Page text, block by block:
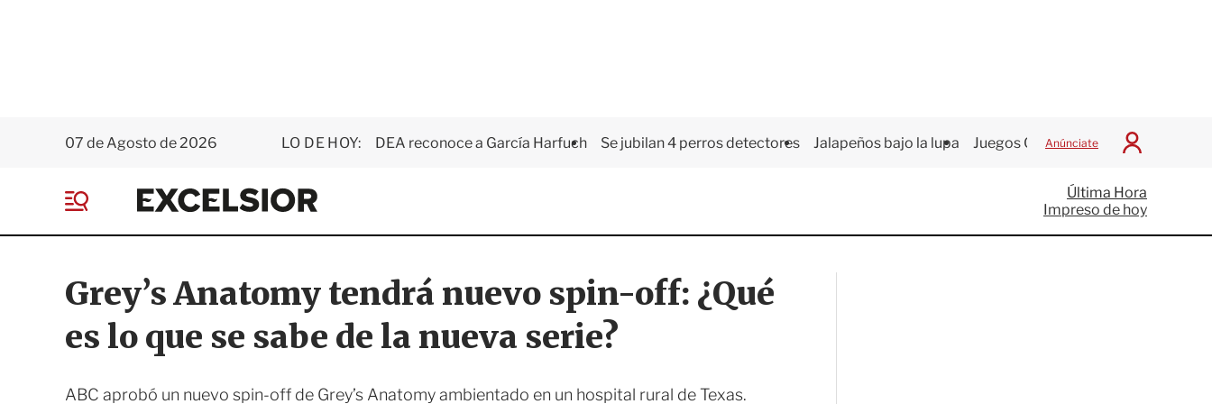
07 de Agosto de 2026 LO DE HOY: DEA reconoce a García Harfuch Se jubilan 4 perros detectores Jalapeños bajo la lupa Juegos Centroamericanos
Anúnciate
I
c
i
a
E
x
e
i
r
e
Última Hora
Impreso de hoy
Grey’s Anatomy tendrá nuevo spin-off: ¿Qué
es lo que se sabe de la nueva serie?
ABC aprobó un nuevo spin-off de Grey’s Anatomy ambientado en un hospital rural de Texas.